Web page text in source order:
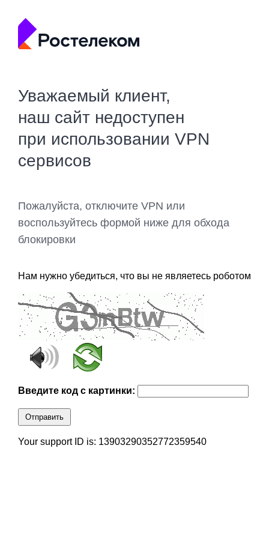
Уважаемый клиент,
наш сайт недоступен
при использовании VPN
сервисов
Пожалуйста, отключите VPN или
воспользуйтесь формой ниже для обхода
блокировки
Нам нужно убедиться, что вы не являетесь роботом
Введите код с картинки:
Отправить
Your support ID is: 13903290352772359540